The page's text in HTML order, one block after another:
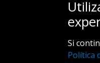
Si
Política